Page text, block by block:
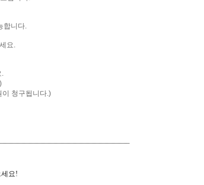
합니다.
요.
.
청구됩니다.)
요!